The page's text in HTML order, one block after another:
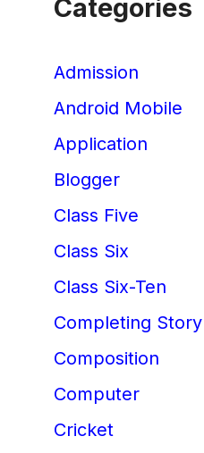
Categories
Admission
Android Mobile
Application
Blogger
Class Five
Class Six
Class Six-Ten
Completing Story
Composition
Computer
Cricket